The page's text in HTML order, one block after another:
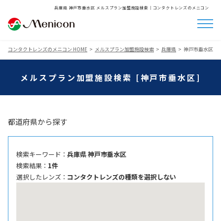
兵庫県 神戸市垂水区 メルスプラン加盟施設検索│コンタクトレンズのメニコン
コンタクトレンズのメニコン HOME メルスプラン加盟施設検索 兵庫県 神戸市垂水区
メルスプラン加盟施設検索 [神戸市垂水区]
都道府県から探す
検索キーワード ： 兵庫県 神戸市垂水区
検索結果 ： 1件
選択したレンズ ： コンタクトレンズの種類を選択しない